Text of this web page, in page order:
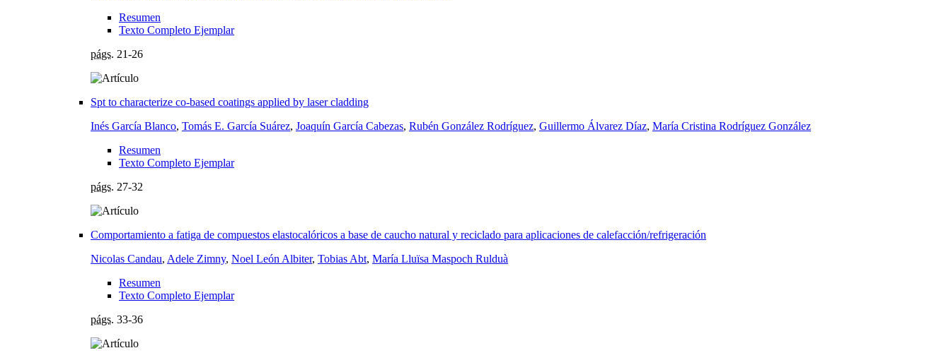
Resumen
Texto Completo Ejemplar
págs. 21-26
Spt to characterize co-based coatings applied by laser cladding
Inés García Blanco, Tomás E. García Suárez, Joaquín García Cabezas, Rubén González Rodríguez, Guillermo Álvarez Díaz, María Cristina Rodríguez González
Resumen
Texto Completo Ejemplar
págs. 27-32
Comportamiento a fatiga de compuestos elastocalóricos a base de caucho natural y reciclado para aplicaciones de calefacción/refrigeración
Nicolas Candau, Adele Zimny, Noel León Albiter, Tobias Abt, María Lluïsa Maspoch Rulduà
Resumen
Texto Completo Ejemplar
págs. 33-36